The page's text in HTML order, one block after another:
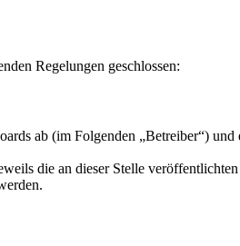
Regelungen geschlossen:
ab (im Folgenden „Betreiber“) und
die an dieser Stelle